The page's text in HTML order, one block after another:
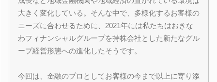
大きく変化している。そんな中で、多様化するお客様の
ニーズに合わせるために、2021年には私たちはおきな
わフィナンシャルグループを持株会社とした新たなグル
ープ経営形態への進化したそうです。
今回は、金融のプロとしてお客様の今まで以上に寄り添